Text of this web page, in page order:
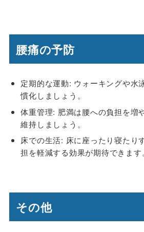
腰痛の予防
定期的な運動: ウォーキングや水
慣化しましょう。
体重管理: 肥満は腰への負担を増
維持しましょう。
床での生活: 床に座ったり寝たり
担を軽減する効果が期待できます。
その他